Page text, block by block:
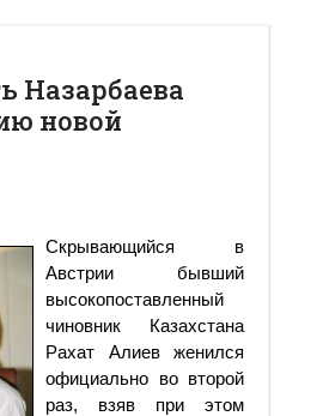
Назарбаева
новой
Скрывающийся в
Австрии бывший
высокопоставленный
чиновник Казахстана
Рахат Алиев женился
официально во второй
раз, взяв при этом